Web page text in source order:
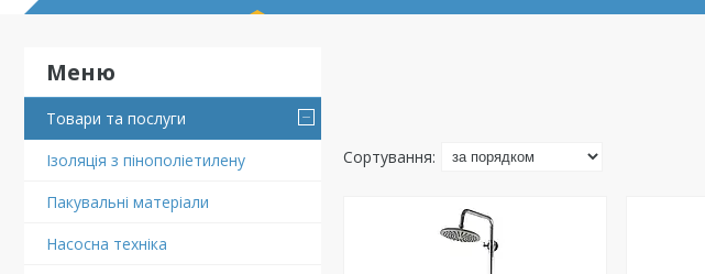
Товари та послуги
Ізоляція з пінополіетилену
Пакувальні матеріали
Насосна техніка